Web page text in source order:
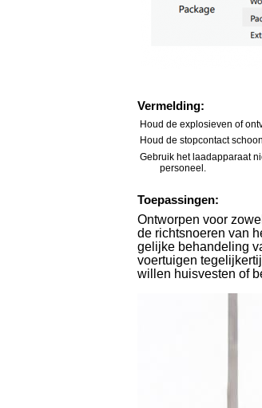
Vermelding:
Houd de explosieven of
Houd de stopcontact
Gebruik het laadapparaat
personeel.
Toepassingen:
Ontworpen voor
de richtsnoeren van
gelijke behandeling
voertuigen
willen huisvesten of